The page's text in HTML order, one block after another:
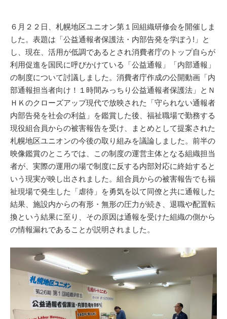
６月２２日、札幌地区ユニオン第１回組織研修会を開催しま
した。表題は「公益通報者保護法・内部告発を学ぼう!」と
し、現在、活用が低調であるとされ消費者庁のトップ自らが
利用促進を国民に呼びかけている「公益通報」「内部通報」
の制度について討議しました。消費者庁作成の公開動画「内
部通報担当者向け！１時間みっちり公益通報者保護法」とＮ
ＨＫのクローズアップ現代で放映された「守られない通報者
内部告発を社会の利益」を鑑賞した後、福祉職場で勤務する
現役組合員からの被害報告を受け、まとめとして提案された
札幌地区ユニオンの今後の取り組みを議論しました。前半の
映像鑑賞のところでは、この制度の運営主体となる組織担当
者が、実際の運用の場で制度に反する内部対応に終始すると
いう現実が映し出されました。組合員からの被害報告でも福
祉現場で発生した「虐待」を勇気を以て同僚と共に通報した
結果、施設内からの有形・無形の圧力が続き、退職や配置転
換という結果に至り、その原因は通報を受けた組織の側から
の情報漏れであることが説明されました。